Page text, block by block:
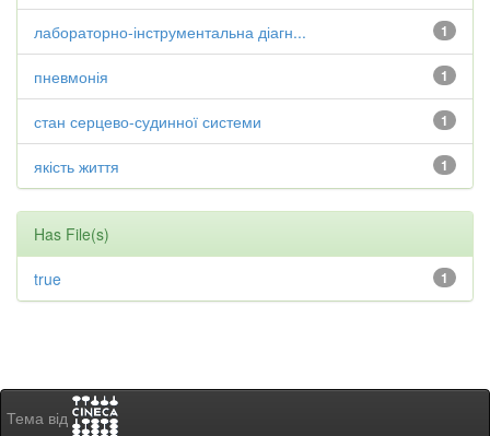
1
лабораторно-інструментальна діагн...
1
пневмонія
1
стан серцево-судинної системи
1
якість життя
Has File(s)
1
true
Тема від